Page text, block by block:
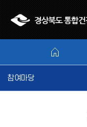
참여마당